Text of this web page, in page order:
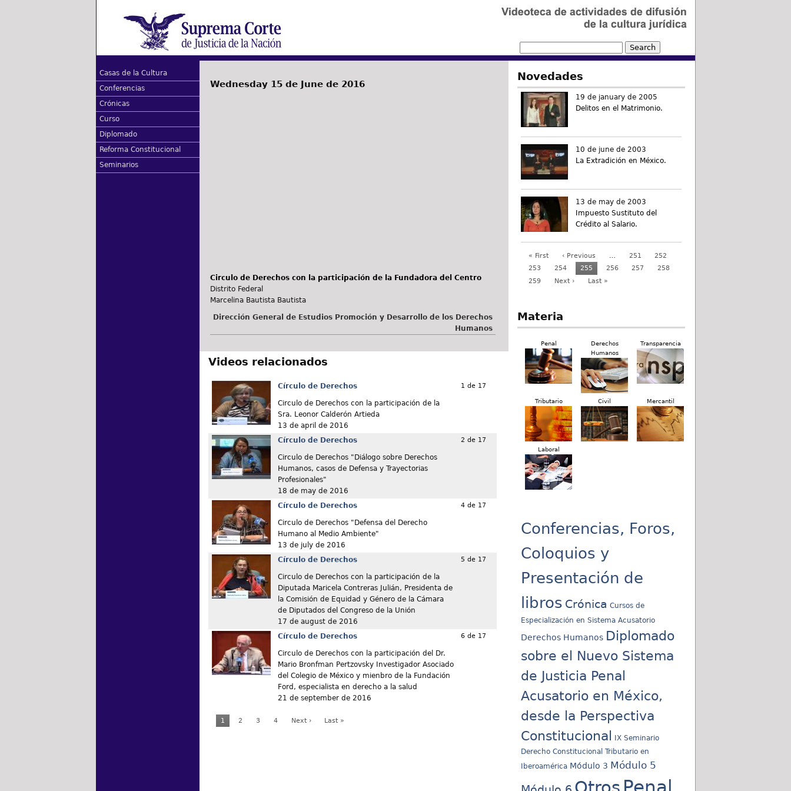
Casas de la Cultura
Conferencias
Crónicas
Curso
Diplomado
Reforma Constitucional
Seminarios
Wednesday 15 de June de 2016
Circulo de Derechos con la participación de la Fundadora del Centro
Distrito Federal
Marcelina Bautista Bautista
Dirección General de Estudios Promoción y Desarrollo de los Derechos
Humanos
Videos relacionados
Círculo de Derechos
Circulo de Derechos con la participación de la
Sra. Leonor Calderón Artieda
13 de april de 2016
1 de 17
Círculo de Derechos
Circulo de Derechos "Diálogo sobre Derechos
Humanos, casos de Defensa y Trayectorias
Profesionales"
18 de may de 2016
2 de 17
Círculo de Derechos
Circulo de Derechos "Defensa del Derecho
Humano al Medio Ambiente"
13 de july de 2016
4 de 17
Círculo de Derechos
Circulo de Derechos con la participación de la
Diputada Maricela Contreras Julián, Presidenta de
la Comisión de Equidad y Género de la Cámara
de Diputados del Congreso de la Unión
17 de august de 2016
5 de 17
Círculo de Derechos
Circulo de Derechos con la participación del Dr.
Mario Bronfman Pertzovsky Investigador Asociado
del Colegio de México y mienbro de la Fundación
Ford, especialista en derecho a la salud
21 de september de 2016
6 de 17
1 2 3 4 Next › Last »
Novedades
19 de january de 2005
Delitos en el Matrimonio.
10 de june de 2003
La Extradición en México.
13 de may de 2003
Impuesto Sustituto del
Crédito al Salario.
« First ‹ Previous … 251
252
253
254 255 256 257
258
259
Next › Last »
Materia
Penal
Derechos
Humanos
Transparencia
Tributario Civil Mercantil
Laboral
Conferencias, Foros,
Coloquios y
Presentación de
libros Crónica Cursos de
Especialización en Sistema Acusatorio
Derechos Humanos Diplomado
sobre el Nuevo Sistema
de Justicia Penal
Acusatorio en México,
desde la Perspectiva
Constitucional
IX Seminario
Derecho Constitucional Tributario en
Iberoamérica Módulo 3 Módulo 5
Penal